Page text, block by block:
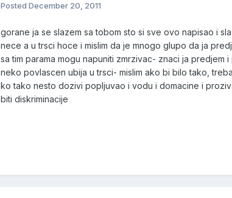
Posted December 20, 2011
gorane ja se slazem sa tobom sto si sve ovo napisao i
nece a u trsci hoce i mislim da je mnogo glupo da ja
sa tim parama mogu napuniti zmrzivac- znaci ja predjem
neko povlascen ubija u trsci- mislim ako bi bilo tako,
ko tako nesto dozivi popljuvao i vodu i domacine i
biti diskriminacije